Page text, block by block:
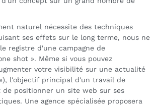
naturel nécessite des techniques
ses effets sur le long terme, nous ne
registre d'une campagne de
shot ». Même si vous pouvez
votre visibilité sur une actualité
l'objectif principal d'un travail de
de positionner un site web sur ses
Une agence spécialisée proposera